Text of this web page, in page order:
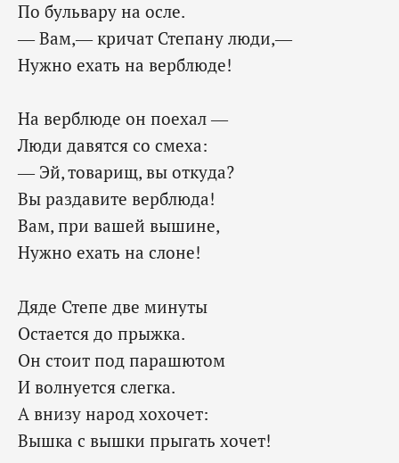
По бульвару на осле.
— Вам,— кричат Степану люди,—
Нужно ехать на верблюде!
На верблюде он поехал —
Люди давятся со смеха:
— Эй, товарищ, вы откуда?
Вы раздавите верблюда!
Вам, при вашей вышине,
Нужно ехать на слоне!
Дяде Степе две минуты
Остается до прыжка.
Он стоит под парашютом
И волнуется слегка.
А внизу народ хохочет:
Вышка с вышки прыгать хочет!